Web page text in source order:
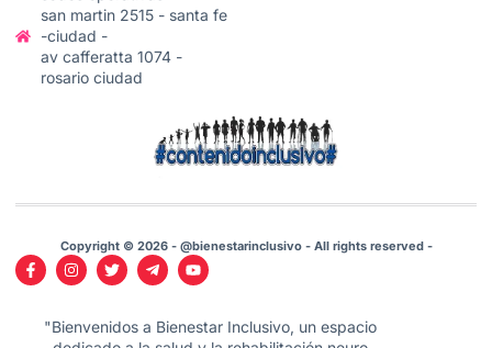
san martin 2515 - santa fe
-ciudad -
av cafferatta 1074 -
rosario ciudad
Copyright © 2026 - @bienestarinclusivo - All rights reserved -
"Bienvenidos a Bienestar Inclusivo, un espacio